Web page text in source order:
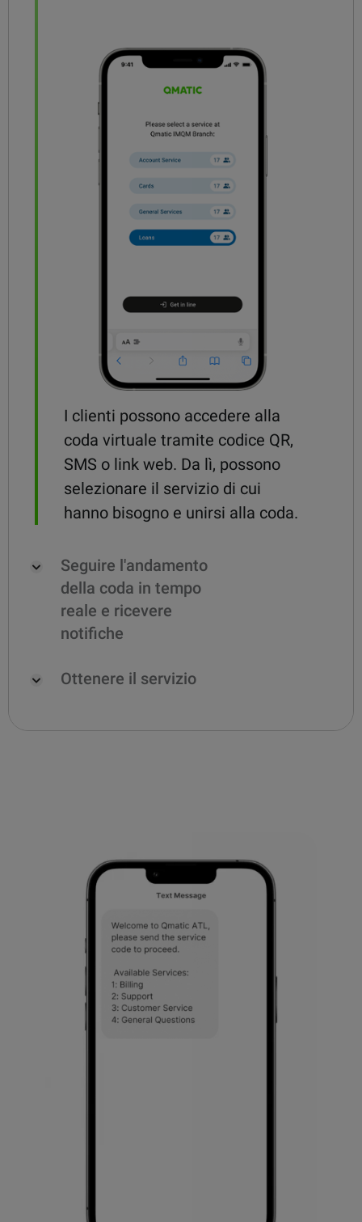
I clienti possono accedere alla
coda virtuale tramite codice QR,
SMS o link web. Da lì, possono
selezionare il servizio di cui
hanno bisogno e unirsi alla coda.
Seguire l'andamento
della coda in tempo
reale e ricevere
notifiche
essere inviate via SMS, a
Ottenere il servizio